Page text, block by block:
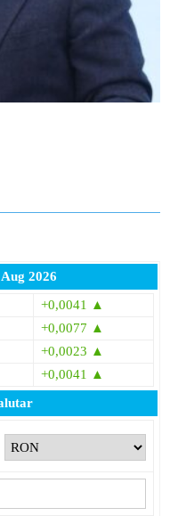
2026
+0,0041 ▲
+0,0077 ▲
+0,0023 ▲
+0,0041 ▲